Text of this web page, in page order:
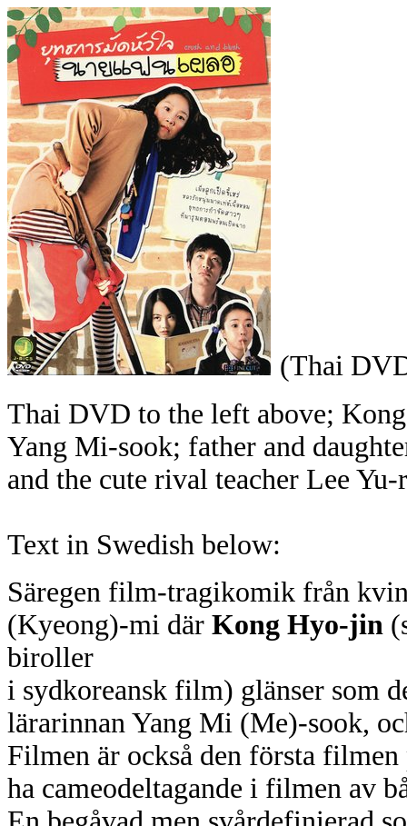
(Thai
Thai DVD to the left above;
Yang Mi-sook; father and
and the cute rival teacher Lee
Text in Swedish below:
Säregen film-tragikomik från
(Kyeong)-mi där Kong Hyo-jin
biroller
i sydkoreansk film) glänser som
lärarinnan Yang Mi (Me)-sook,
Filmen är också den första
ha cameodeltagande i filmen av